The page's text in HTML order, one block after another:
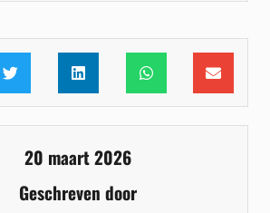
20 maart 2026
Geschreven door